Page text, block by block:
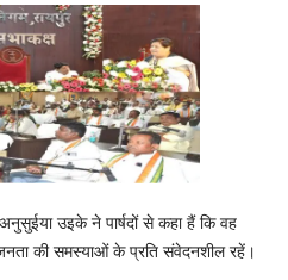
उइके ने पार्षदों से कहा हैं कि वह
की समस्याओं के प्रति संवेदनशील रहें।